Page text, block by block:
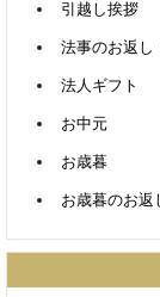
引越し挨拶
法事のお返し
法人ギフト
お中元
お歳暮
お歳暮のお返